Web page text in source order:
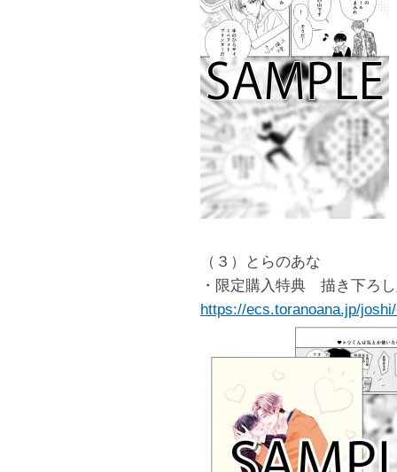
（３）とらのあな
・限定購入特典 描き下ろ
https://ecs.toranoana.jp/